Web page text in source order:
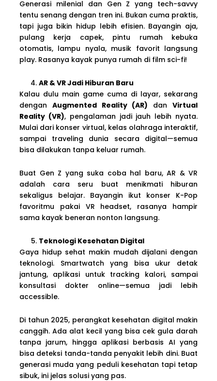
Generasi milenial dan Gen Z yang tech-savvy
tentu senang dengan tren ini. Bukan cuma praktis,
tapi juga bikin hidup lebih efisien. Bayangin aja,
pulang kerja capek, pintu rumah kebuka
otomatis, lampu nyala, musik favorit langsung
play. Rasanya kayak punya rumah di film sci-fi!
AR & VR Jadi Hiburan Baru
Kalau dulu main game cuma di layar, sekarang
dengan Augmented Reality (AR) danVirtual
Reality (VR), pengalaman jadi jauh lebih nyata.
Mulai dari konser virtual, kelas olahraga interaktif,
sampai traveling dunia secara digital—semua
bisa dilakukan tanpa keluar rumah.
Buat Gen Z yang suka coba hal baru, AR & VR
adalah cara seru buat menikmati hiburan
sekaligus belajar. Bayangin ikut konser K-Pop
favoritmu pakai VR headset, rasanya hampir
sama kayak beneran nonton langsung.
Teknologi Kesehatan Digital
Gaya hidup sehat makin mudah dijalani dengan
teknologi. Smartwatch yang bisa ukur detak
jantung, aplikasi untuk tracking kalori, sampai
konsultasi dokter online—semua jadi lebih
accessible.
Di tahun 2025, perangkat kesehatan digital makin
canggih. Ada alat kecil yang bisa cek gula darah
tanpa jarum, hingga aplikasi berbasis AI yang
bisa deteksi tanda-tanda penyakit lebih dini. Buat
generasi muda yang peduli kesehatan tapi tetap
sibuk, ini jelas solusi yang pas.